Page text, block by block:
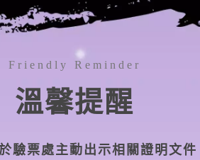
Friendly Reminder
溫馨提醒
驗票處主動出示相關證明文